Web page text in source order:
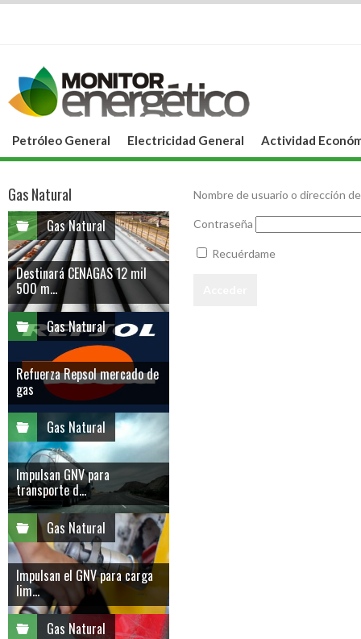
Petróleo General Electricidad General Actividad
Nombre de usuario o dirección
Contraseña
Recuérdame
Gas Natural
Gas Natural
Destinará CENAGAS 12 mil
500 m...
Gas Natural
Refuerza Repsol mercado de
gas
Gas Natural
Impulsan GNV para
transporte d...
Gas Natural
Impulsan el GNV para carga
lim...
Gas Natural